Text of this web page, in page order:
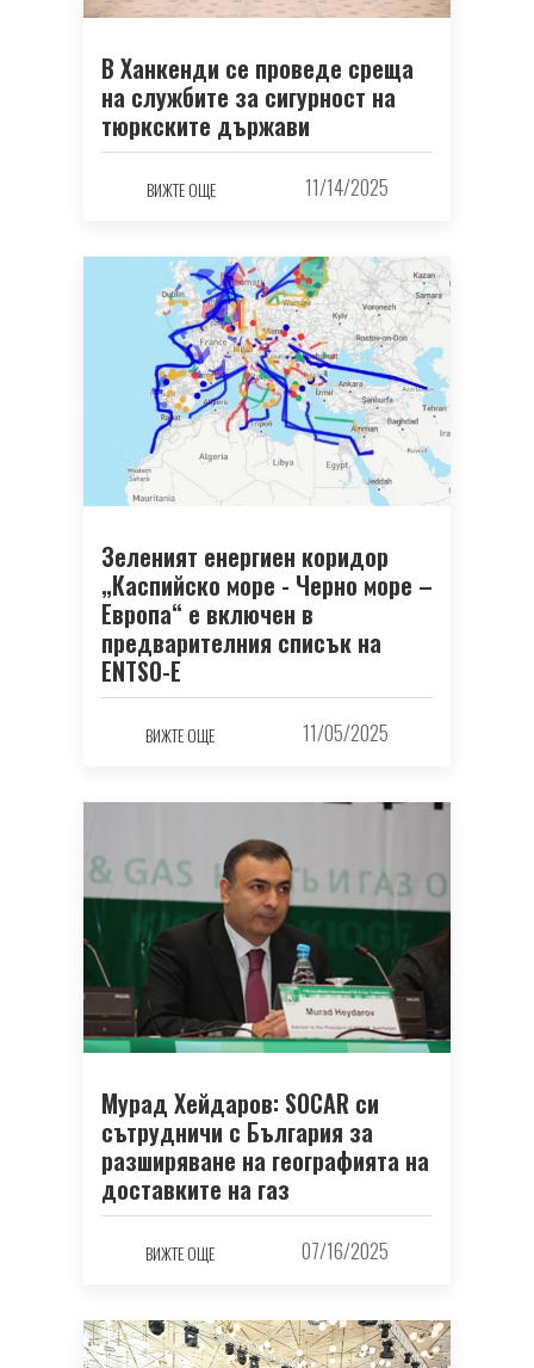
В Ханкенди се проведе среща
на службите за сигурност на
тюркските държави
ВИЖТЕ ОЩЕ 11/14/2025
Зеленият енергиен коридор
„Каспийско море - Черно море –
Европа“ е включен в
предварителния списък на
ENTSO-Е
ВИЖТЕ ОЩЕ 11/05/2025
Мурад Хейдаров: SOCAR си
сътрудничи с България за
разширяване на географията на
доставките на газ
ВИЖТЕ ОЩЕ 07/16/2025